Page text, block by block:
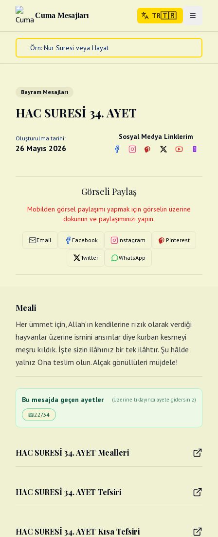
Cuma Mesajları TR🇹🇷 Menuyu
Ana Sayfa
Diğer
Abdest Videoları
Fotograflar
Bayram Mesajları
HAC SURESİ 34. AYET
Oluşturulma tarihi:
26 Mayıs 2026
Sosyal Medya Linklerim
FacebookInstagram
PinterestTwitterYouTube
Görseli Paylaş
Mobilden görsel paylaşımı yapmak için görselin üzerine
dokunun ve paylaşımınızı yapın.
Email Facebook Instagram Pinterest
Twitter WhatsApp
Meali
Her ümmet için, Allah'ın kendilerine rızık olarak verdiği
hayvanlar üzerine ismini ansınlar diye kurban kesmeyi
meşru kıldık. İşte sizin ilâhınız bir tek ilâhtır. Şu hâlde
yalnız O'na teslim olun. Alçak gönüllüleri müjdele!
Bu mesajda geçen ayetler (Üzerine tıklayınca ayete gidersiniz)
📖22/34
HAC SURESİ 34. AYET Mealleri
HAC SURESİ 34. AYET Tefsiri
HAC SURESİ 34. AYET Kısa Tefsiri